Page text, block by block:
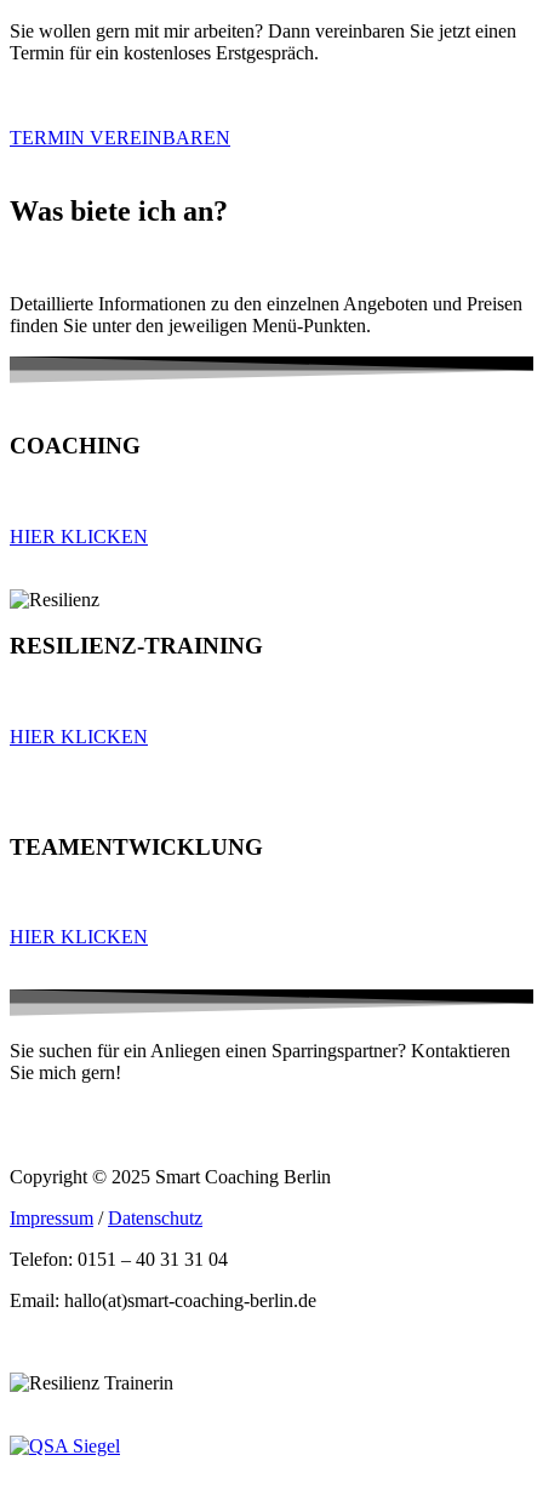
Sie wollen gern mit mir arbeiten? Dann vereinbaren Sie jetzt einen
Termin für ein kostenloses Erstgespräch.
TERMIN VEREINBAREN
Was biete ich an?
Detaillierte Informationen zu den einzelnen Angeboten und Preisen
finden Sie unter den jeweiligen Menü-Punkten.
COACHING
HIER KLICKEN
RESILIENZ-TRAINING
HIER KLICKEN
TEAMENTWICKLUNG
HIER KLICKEN
Sie suchen für ein Anliegen einen Sparringspartner? Kontaktieren
Sie mich gern!
Copyright © 2025 Smart Coaching Berlin
Impressum /Datenschutz
Telefon: 0151 – 40 31 31 04
Email: hallo(at)smart-coaching-berlin.de